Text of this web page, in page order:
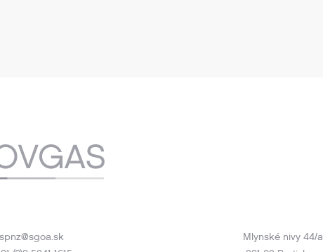
spnz@sgoa.sk
Mlynské nivy 44/a